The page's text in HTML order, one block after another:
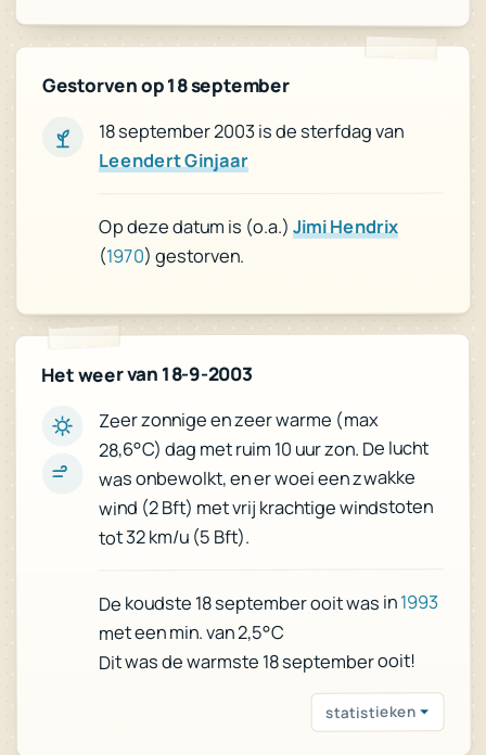
Gestorven op 18 september
18 september 2003 is de sterfdag van
Leendert Ginjaar
Op deze datum is (o.a.)Jimi Hendrix
(1970) gestorven.
Het weer van 18-9-2003
Zeer zonnige en zeer warme (max
28,6°C) dag met ruim 10 uur zon. De lucht
was onbewolkt, en er woei een zwakke
wind (2 Bft) met vrij krachtige windstoten
tot 32 km/u (5 Bft).
De koudste 18 september ooit was in1993
met een min. van 2,5°C
Dit was de warmste 18 september ooit!
statistieken